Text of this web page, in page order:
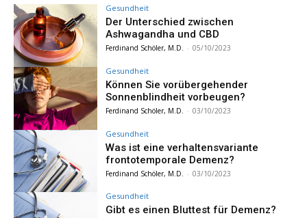
Gesundheit
Der Unterschied zwischen
Ashwagandha und CBD
Ferdinand Schöler, M.D. - 05/10/2023
Gesundheit
Können Sie vorübergehender
Sonnenblindheit vorbeugen?
Ferdinand Schöler, M.D. - 03/10/2023
Gesundheit
Was ist eine verhaltensvariante
frontotemporale Demenz?
Ferdinand Schöler, M.D. - 03/10/2023
Gesundheit
Gibt es einen Bluttest für Demenz?